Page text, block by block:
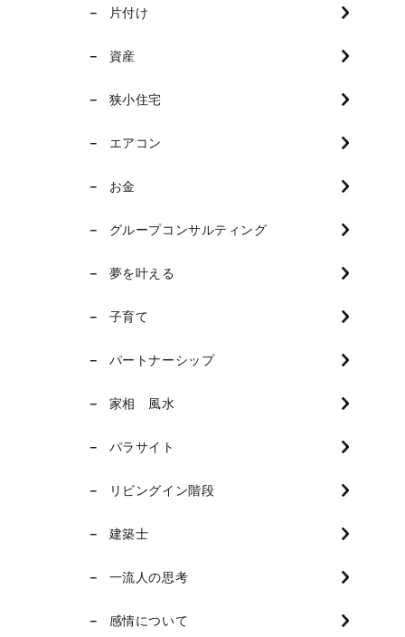
片付け
資産
狭小住宅
エアコン
お金
グループコンサルティング
夢を叶える
子育て
パートナーシップ
家相 風水
パラサイト
リビングイン階段
建築士
一流人の思考
感情について